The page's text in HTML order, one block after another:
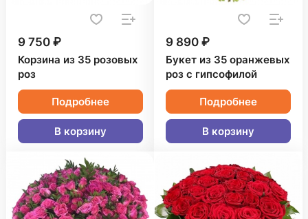
9 750 ₽
Корзина из 35 розовых
роз
Подробнее
В корзину
9 890 ₽
Букет из 35 оранжевых
роз с гипсофилой
Подробнее
В корзину